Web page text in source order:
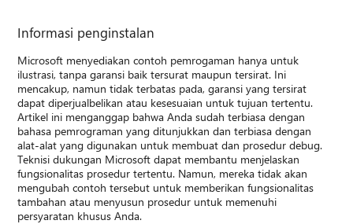
Informasi penginstalan
Microsoft menyediakan contoh pemrogaman hanya untuk
ilustrasi, tanpa garansi baik tersurat maupun tersirat. Ini
mencakup, namun tidak terbatas pada, garansi yang tersirat
dapat diperjualbelikan atau kesesuaian untuk tujuan tertentu.
Artikel ini menganggap bahwa Anda sudah terbiasa dengan
bahasa pemrograman yang ditunjukkan dan terbiasa dengan
alat-alat yang digunakan untuk membuat dan prosedur debug.
Teknisi dukungan Microsoft dapat membantu menjelaskan
fungsionalitas prosedur tertentu. Namun, mereka tidak akan
mengubah contoh tersebut untuk memberikan fungsionalitas
tambahan atau menyusun prosedur untuk memenuhi
persyaratan khusus Anda.